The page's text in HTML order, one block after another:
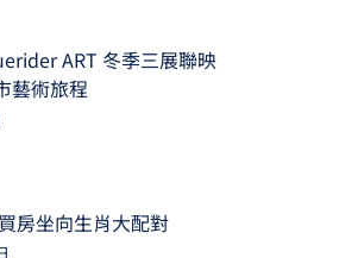
ART 冬季三展聯映
藝術旅程
房坐向生肖大配對